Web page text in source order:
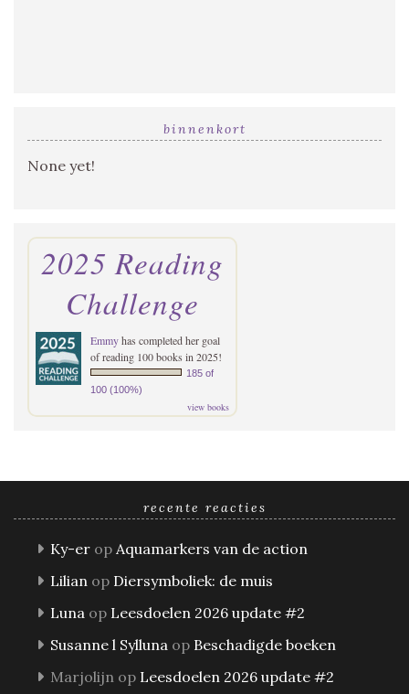
binnenkort
None yet!
2025 Reading
Challenge
Emmyhas completed her goal
of reading 100 books in 2025!
185 of
100 (100%)
view books
recente reacties
Ky-er op Aquamarkers van de action
Lilian op Diersymboliek: de muis
Luna op Leesdoelen 2026 update #2
Susanne l Sylluna op Beschadigde boeken
Marjolijn op Leesdoelen 2026 update #2